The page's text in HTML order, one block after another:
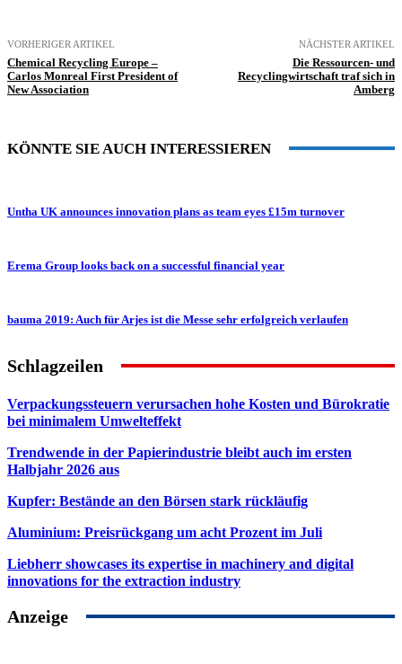
VORHERIGER ARTIKEL
Chemical Recycling Europe –
Carlos Monreal First President of
New Association
NÄCHSTER ARTIKEL
Die Ressourcen- und
Recyclingwirtschaft traf sich in
Amberg
KÖNNTE SIE AUCH INTERESSIEREN
Untha UK announces innovation plans as team eyes £15m turnover
Erema Group looks back on a successful financial year
bauma 2019: Auch für Arjes ist die Messe sehr erfolgreich verlaufen
Schlagzeilen
Verpackungssteuern verursachen hohe Kosten und Bürokratie
bei minimalem Umwelteffekt
Trendwende in der Papierindustrie bleibt auch im ersten
Halbjahr 2026 aus
Kupfer: Bestände an den Börsen stark rückläufig
Aluminium: Preisrückgang um acht Prozent im Juli
Liebherr showcases its expertise in machinery and digital
innovations for the extraction industry
Anzeige